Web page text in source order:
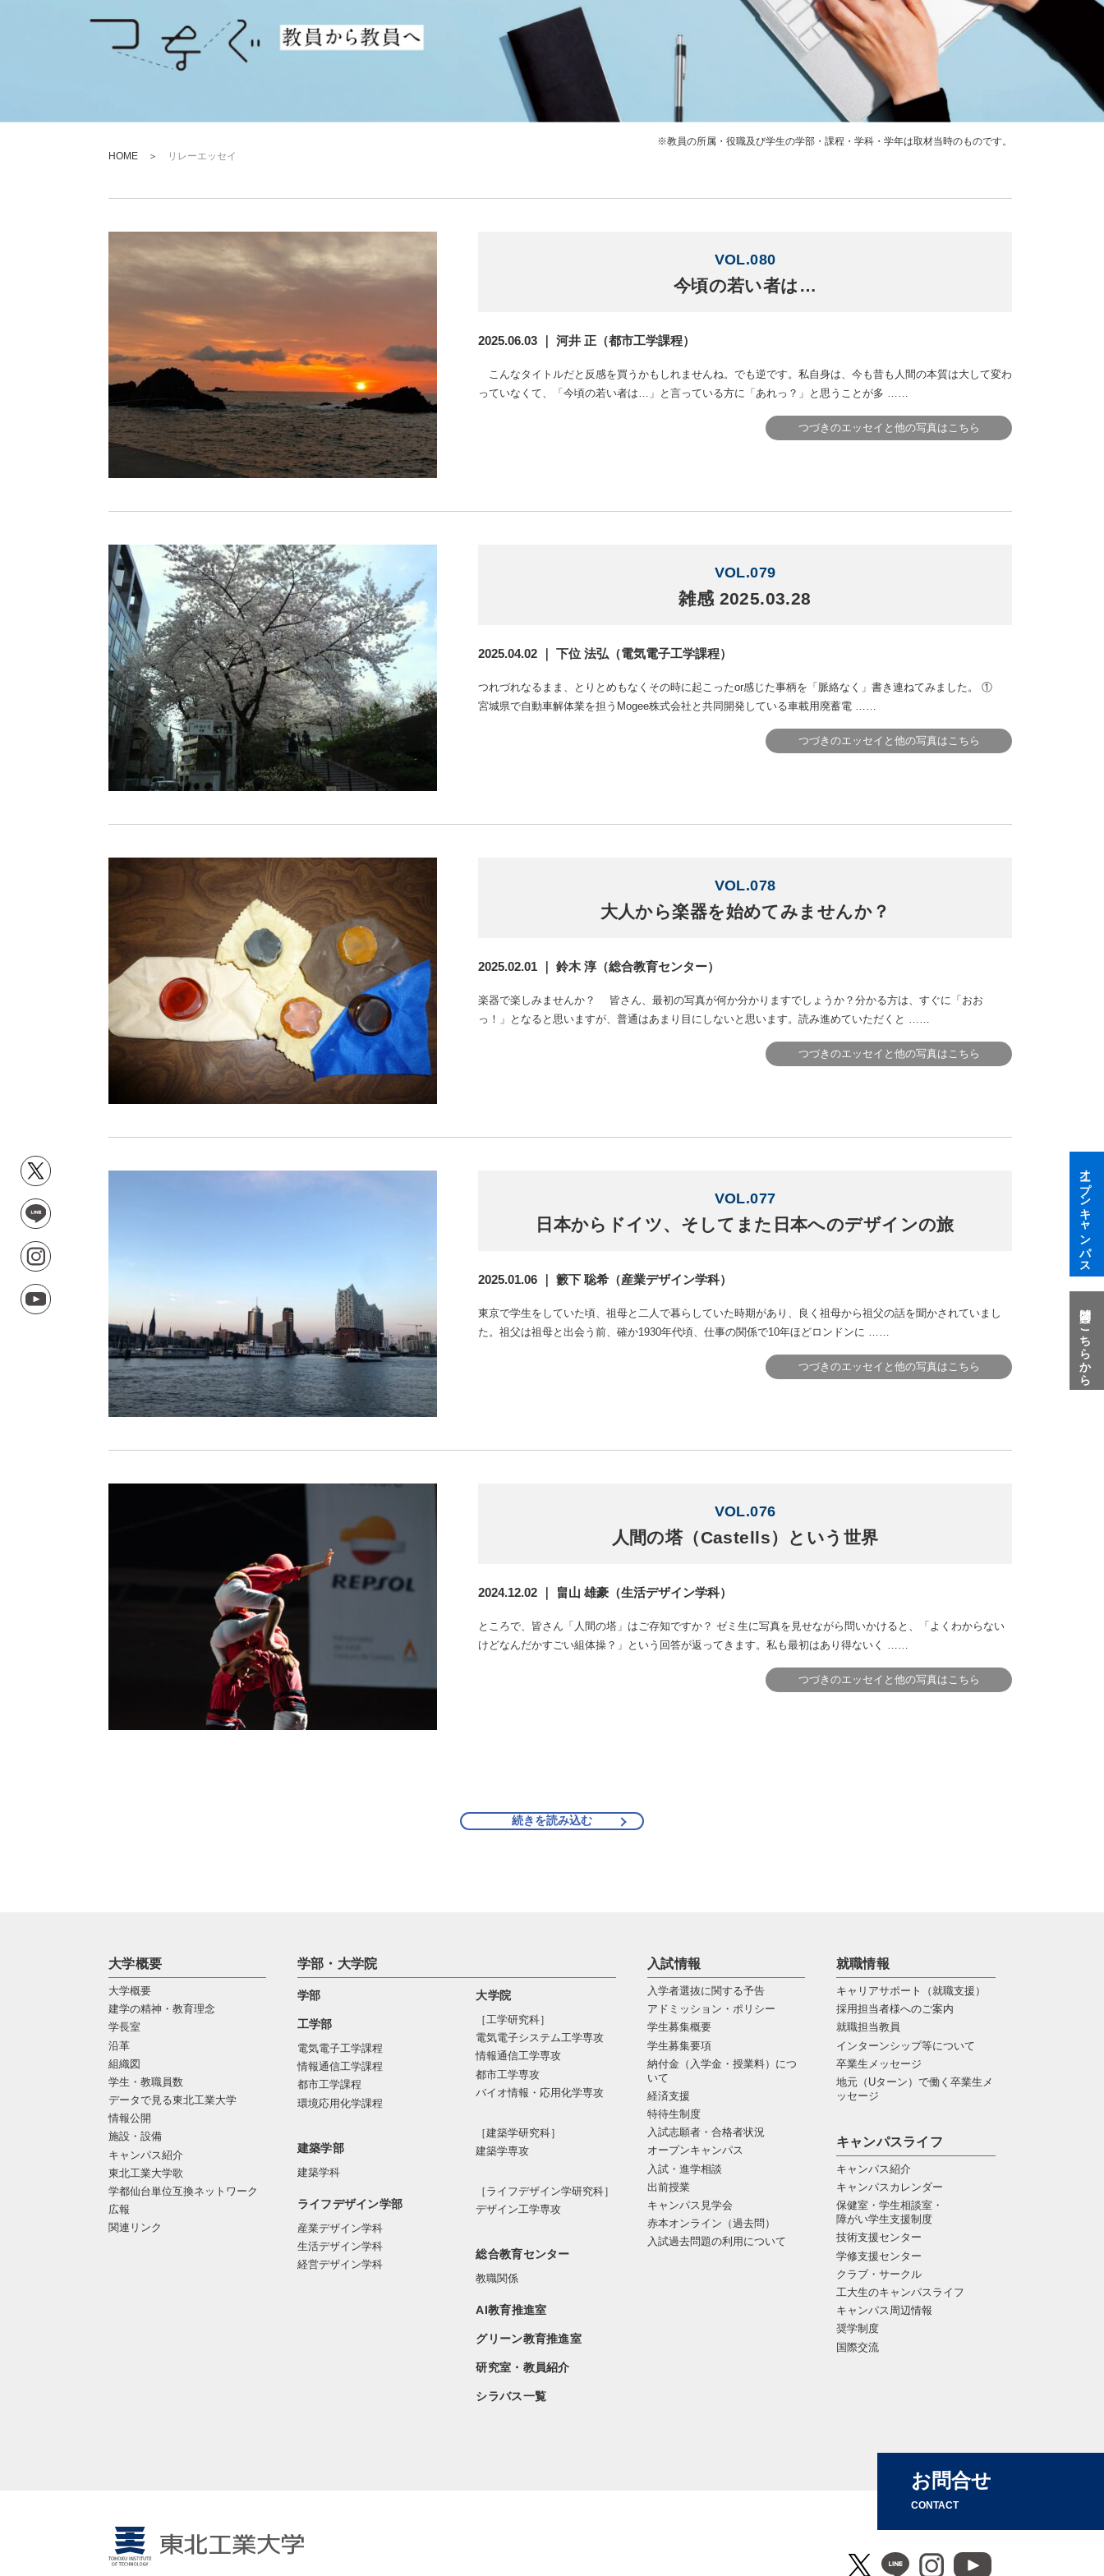
※教員の所属・役職及び学生の学部・課程・学科・学年は取材当時のものです。
HOME ＞ リレーエッセイ
VOL.080
今頃の若い者は…
2025.06.03 ｜ 河井 正（都市工学課程）
こんなタイトルだと反感を買うかもしれませんね。でも逆です。私自身は、今も昔も人間の本質は大して変わ
っていなくて、「今頃の若い者は…」と言っている方に「あれっ？」と思うことが多 ……
つづきのエッセイと他の写真はこちら
VOL.079
雑感 2025.03.28
2025.04.02 ｜ 下位 法弘（電気電子工学課程）
つれづれなるまま、とりとめもなくその時に起こったor感じた事柄を「脈絡なく」書き連ねてみました。 ①
宮城県で自動車解体業を担うMogee株式会社と共同開発している車載用廃蓄電 ……
つづきのエッセイと他の写真はこちら
VOL.078
大人から楽器を始めてみませんか？
2025.02.01 ｜ 鈴木 淳（総合教育センター）
楽器で楽しみませんか？ 皆さん、最初の写真が何か分かりますでしょうか？分かる方は、すぐに「おお
っ！」となると思いますが、普通はあまり目にしないと思います。読み進めていただくと ……
つづきのエッセイと他の写真はこちら
VOL.077
日本からドイツ、そしてまた日本へのデザインの旅
2025.01.06 ｜ 籔下 聡希（産業デザイン学科）
東京で学生をしていた頃、祖母と二人で暮らしていた時期があり、良く祖母から祖父の話を聞かされていまし
た。祖父は祖母と出会う前、確か1930年代頃、仕事の関係で10年ほどロンドンに ……
つづきのエッセイと他の写真はこちら
VOL.076
人間の塔（Castells）という世界
2024.12.02 ｜ 畠山 雄豪（生活デザイン学科）
ところで、皆さん「人間の塔」はご存知ですか？ ゼミ生に写真を見せながら問いかけると、「よくわからない
けどなんだかすごい組体操？」という回答が返ってきます。私も最初はあり得ないく ……
つづきのエッセイと他の写真はこちら
続きを読み込む
大学概要
大学概要
建学の精神・教育理念
学長室
沿革
組織図
学生・教職員数
データで見る東北工業大学
情報公開
施設・設備
キャンパス紹介
東北工業大学歌
学都仙台単位互換ネットワーク
広報
関連リンク
学部・大学院
学部
工学部
電気電子工学課程
情報通信工学課程
都市工学課程
環境応用化学課程
建築学部
建築学科
ライフデザイン学部
産業デザイン学科
生活デザイン学科
経営デザイン学科
大学院
［工学研究科］
電気電⼦システム⼯学専攻
情報通信⼯学専攻
都市⼯学専攻
バイオ情報・応⽤化学専攻
［建築学研究科］
建築学専攻
［ライフデザイン学研究科］
デザイン工学専攻
総合教育センター
教職関係
AI教育推進室
グリーン教育推進室
研究室・教員紹介
シラバス一覧
入試情報
入学者選抜に関する予告
アドミッション・ポリシー
学生募集概要
学生募集要項
納付金（入学金・授業料）につ
いて
経済支援
特待生制度
入試志願者・合格者状況
オープンキャンパス
入試・進学相談
出前授業
キャンパス見学会
赤本オンライン（過去問）
入試過去問題の利用について
就職情報
キャリアサポート（就職支援）
採用担当者様へのご案内
就職担当教員
インターンシップ等について
卒業生メッセージ
地元（Uターン）で働く卒業生メ
ッセージ
キャンパスライフ
キャンパス紹介
キャンパスカレンダー
保健室・学生相談室・
障がい学生支援制度
技術支援センター
学修支援センター
クラブ・サークル
工大生のキャンパスライフ
キャンパス周辺情報
奨学制度
国際交流
お問合せ
CONTACT
オープンキャンパス
質問はこちらから